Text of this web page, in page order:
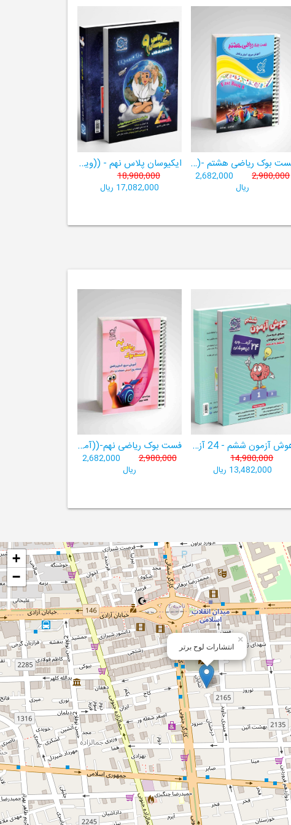
فست بوک ریاضی هشتم -((آموزش سریع، آسان و کامل ریاضی پایۀ هشتم))
2,980,000
2,682,000
ریال
ایکیوسان پلاس نهم - ((ویژۀ مدارس نمونه دولتی، تیزهوشان و سمپاد+ فیلم‌های آموزشی+سامانۀ آزمون‌ساز رایگان))
18,980,000
17,082,000 ریال
هوش آزمون ششم - 24 آزمون شبیه ساز تیزهوشان
14,980,000
13,482,000 ریال
فست بوک ریاضی نهم-((آموزش سریع، آسان و کامل ریاضی پایۀ نهم))
2,980,000
2,682,000
ریال
انتشارات لوح برتر
×
+
−